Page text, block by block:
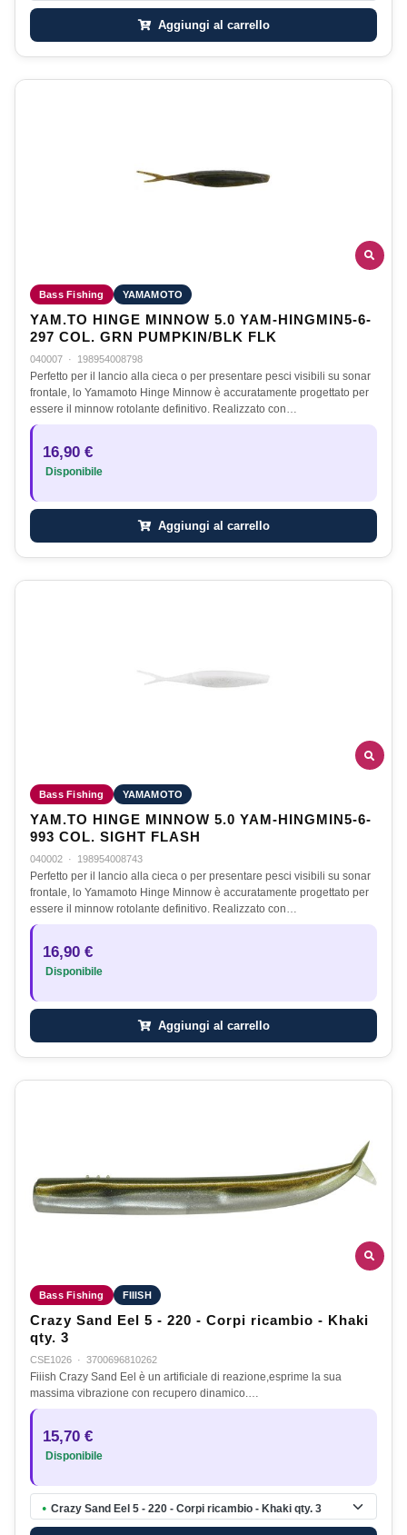
Aggiungi al carrello
Bass Fishing YAMAMOTO
YAM.TO HINGE MINNOW 5.0 YAM-HINGMIN5-6-
297 COL. GRN PUMPKIN/BLK FLK
040007 · 198954008798
Perfetto per il lancio alla cieca o per presentare pesci visibili su sonar
frontale, lo Yamamoto Hinge Minnow è accuratamente progettato per
essere il minnow rotolante definitivo. Realizzato con…
16,90 €
Disponibile
Aggiungi al carrello
Bass Fishing YAMAMOTO
YAM.TO HINGE MINNOW 5.0 YAM-HINGMIN5-6-
993 COL. SIGHT FLASH
040002 · 198954008743
Perfetto per il lancio alla cieca o per presentare pesci visibili su sonar
frontale, lo Yamamoto Hinge Minnow è accuratamente progettato per
essere il minnow rotolante definitivo. Realizzato con…
16,90 €
Disponibile
Aggiungi al carrello
Bass Fishing FIIISH
Crazy Sand Eel 5 - 220 - Corpi ricambio - Khaki
qty. 3
CSE1026 · 3700696810262
Fiiish Crazy Sand Eel è un artificiale di reazione,esprime la sua
massima vibrazione con recupero dinamico.…
15,70 €
Disponibile
● Crazy Sand Eel 5 - 220 - Corpi ricambio - Khaki qty. 3